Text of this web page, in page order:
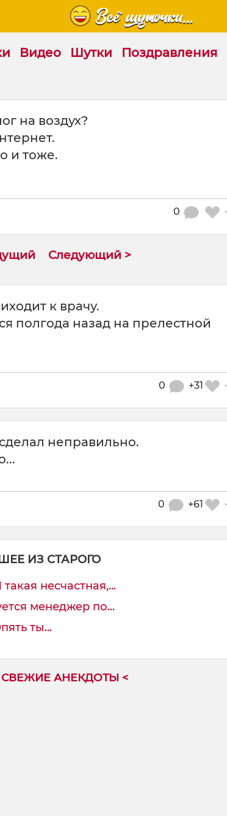
Видео Шутки Поздравления
на воздух?
и тоже.
0
Следующий >
к врачу.
полгода назад на прелестной
+31
0
неправильно.
+61
0
ИЗ СТАРОГО
несчастная,...
менеджер по...
ты...
СВЕЖИЕ АНЕКДОТЫ <